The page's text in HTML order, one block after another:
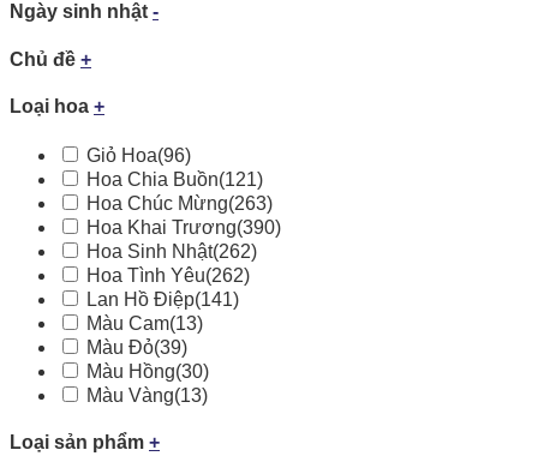
Ngày sinh nhật -
Chủ đề +
Loại hoa +
Giỏ Hoa(96)
Hoa Chia Buồn(121)
Hoa Chúc Mừng(263)
Hoa Khai Trương(390)
Hoa Sinh Nhật(262)
Hoa Tình Yêu(262)
Lan Hồ Điệp(141)
Màu Cam(13)
Màu Đỏ(39)
Màu Hồng(30)
Màu Vàng(13)
Loại sản phẩm +